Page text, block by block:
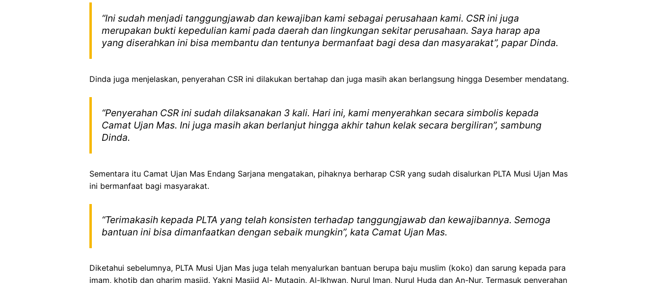
“Ini sudah menjadi tanggungjawab dan kewajiban kami sebagai perusahaan kami. CSR ini juga
merupakan bukti kepedulian kami pada daerah dan lingkungan sekitar perusahaan. Saya harap apa
yang diserahkan ini bisa membantu dan tentunya bermanfaat bagi desa dan masyarakat”, papar Dinda.
Dinda juga menjelaskan, penyerahan CSR ini dilakukan bertahap dan juga masih akan berlangsung hingga Desember mendatang.
“Penyerahan CSR ini sudah dilaksanakan 3 kali. Hari ini, kami menyerahkan secara simbolis kepada
Camat Ujan Mas. Ini juga masih akan berlanjut hingga akhir tahun kelak secara bergiliran”, sambung
Dinda.
Sementara itu Camat Ujan Mas Endang Sarjana mengatakan, pihaknya berharap CSR yang sudah disalurkan PLTA Musi Ujan Mas
ini bermanfaat bagi masyarakat.
“Terimakasih kepada PLTA yang telah konsisten terhadap tanggungjawab dan kewajibannya. Semoga
bantuan ini bisa dimanfaatkan dengan sebaik mungkin”, kata Camat Ujan Mas.
Diketahui sebelumnya, PLTA Musi Ujan Mas juga telah menyalurkan bantuan berupa baju muslim (koko) dan sarung kepada para
imam, khotib dan gharim masjid. Yakni Masjid Al- Mutaqin, Al-Ikhwan, Nurul Iman, Nurul Huda dan An-Nur. Termasuk penyerahan